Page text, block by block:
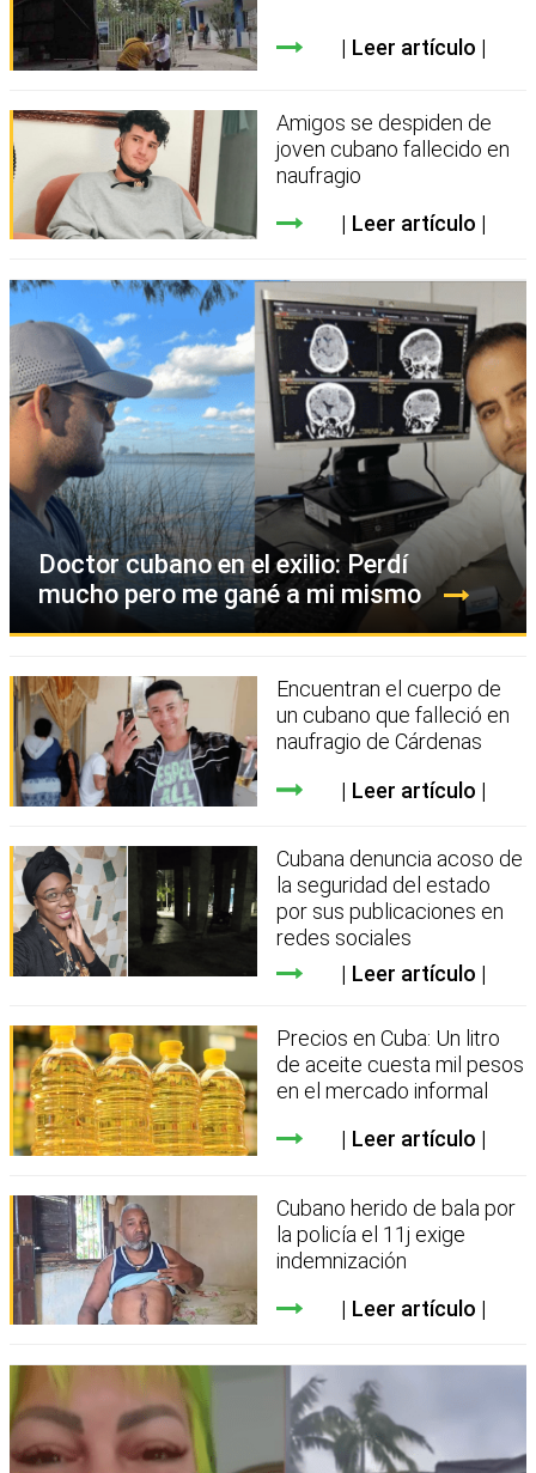
Leer artículo
Amigos se despiden de
joven cubano fallecido en
naufragio
Leer artículo
Doctor cubano en el exilio: Perdí
mucho pero me gané a mi mismo
Encuentran el cuerpo de
un cubano que falleció en
naufragio de Cárdenas
Leer artículo
Cubana denuncia acoso de
la seguridad del estado
por sus publicaciones en
redes sociales
Leer artículo
Precios en Cuba: Un litro
de aceite cuesta mil pesos
en el mercado informal
Leer artículo
Cubano herido de bala por
la policía el 11j exige
indemnización
Leer artículo